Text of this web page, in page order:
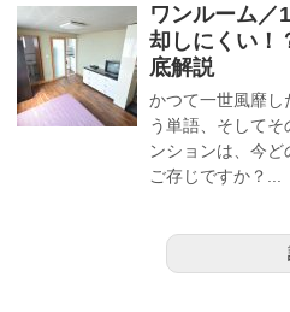
ワンルーム／
却しにくい！
底解説
かつて一世風靡し
う単語、そして
ンションは、今
ご存じですか？...